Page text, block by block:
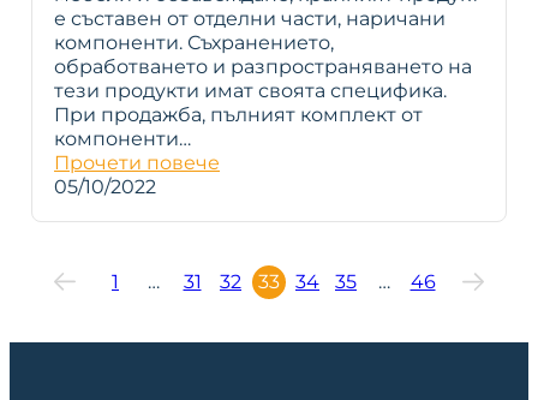
е съставен от отделни части, наричани
компоненти. Съхранението,
обработването и разпространяването на
тези продукти имат своята специфика.
При продажба, пълният комплект от
компоненти…
Прочети повече
05/10/2022
1 … 31 32 33 34 35 … 46